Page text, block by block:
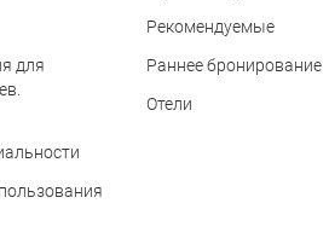
для
Рекомендуемые
Раннее бронирование
Отели